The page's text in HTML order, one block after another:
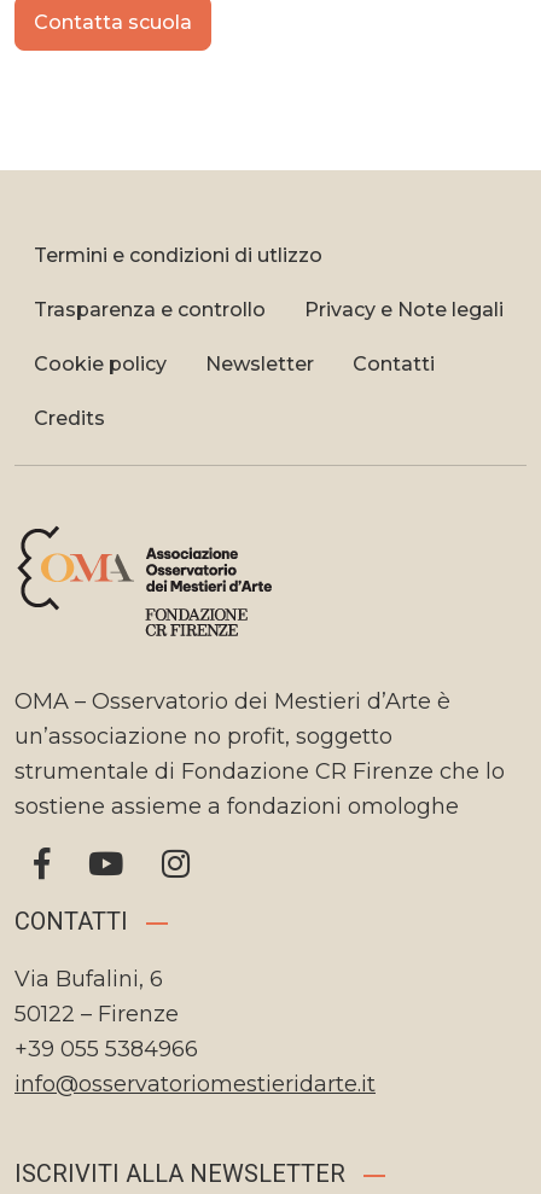
Contatta scuola
Termini e condizioni di utlizzo
Trasparenza e controllo Privacy e Note legali
Cookie policy Newsletter Contatti
Credits
OMA – Osservatorio dei Mestieri d’Arte è
un’associazione no profit, soggetto
strumentale di Fondazione CR Firenze che lo
sostiene assieme a fondazioni omologhe
CONTATTI
Via Bufalini, 6
50122 – Firenze
+39 055 5384966
info@osservatoriomestieridarte.it
ISCRIVITI ALLA NEWSLETTER